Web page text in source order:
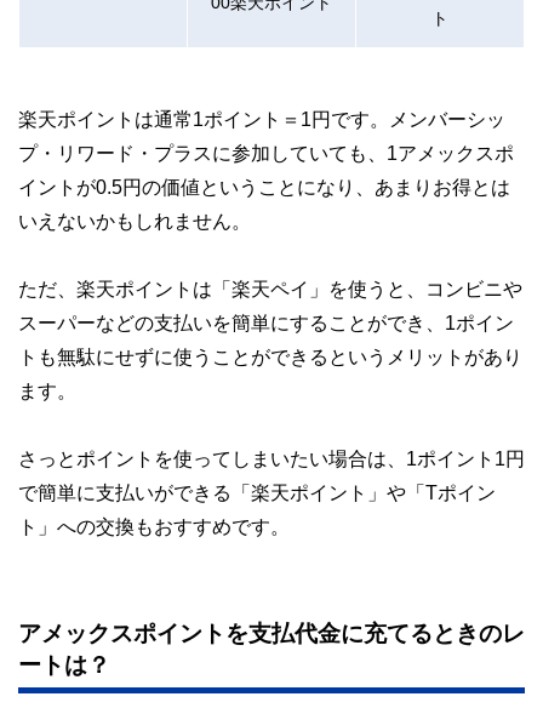
ト
楽天ポイントは通常1ポイント＝1円です。メンバーシッ
プ・リワード・プラスに参加していても、1アメックスポ
イントが0.5円の価値ということになり、あまりお得とは
いえないかもしれません。
ただ、楽天ポイントは「楽天ペイ」を使うと、コンビニや
スーパーなどの支払いを簡単にすることができ、1ポイン
トも無駄にせずに使うことができるというメリットがあり
ます。
さっとポイントを使ってしまいたい場合は、1ポイント1円
で簡単に支払いができる「楽天ポイント」や「Tポイン
ト」への交換もおすすめです。
アメックスポイントを支払代金に充てるときのレ
ートは？